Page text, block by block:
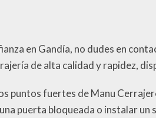
en Gandía, no dudes en
de alta calidad y rapidez,
puntos fuertes de Manu
puerta bloqueada o instalar